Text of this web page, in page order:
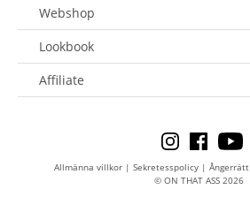
Webshop
Lookbook
Affiliate
Allmänna villkor | Sekretesspolicy | Ångerrätt
© ON THAT ASS 2026